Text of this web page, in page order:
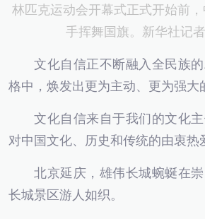
林匹克运动会开幕式正式开始前
手挥舞国旗。新华社记
文化自信正不断融入全民族的
格中，焕发出更为主动、更为强大
文化自信来自于我们的文化主
对中国文化、历史和传统的由衷热
北京延庆，雄伟长城蜿蜒在崇
长城景区游人如织。